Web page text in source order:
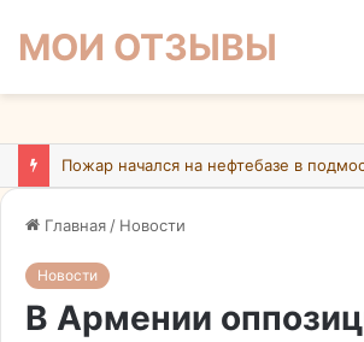
МОИ ОТЗЫВЫ
Главная / Новости
Новости
В Армении